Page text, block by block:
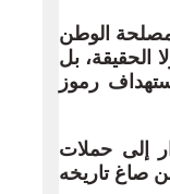
مصلحة الوطن
الحقيقة، بل
رموز
إلى حملات
صاغ تاريخه